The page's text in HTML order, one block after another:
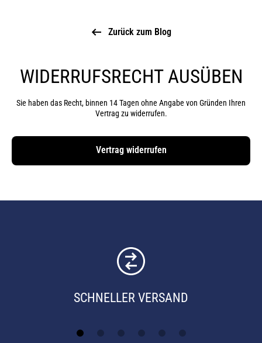
Zurück zum Blog
WIDERRUFSRECHT AUSÜBEN
Sie haben das Recht, binnen 14 Tagen ohne Angabe von Gründen Ihren
Vertrag zu widerrufen.
Vertrag widerrufen
SCHNELLER VERSAND